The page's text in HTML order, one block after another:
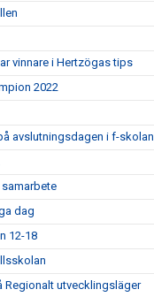
vinnare i Hertzögas tips
2022
avslutningsdagen i f-skolan
dag
12-18
Regionalt utvecklingsläger